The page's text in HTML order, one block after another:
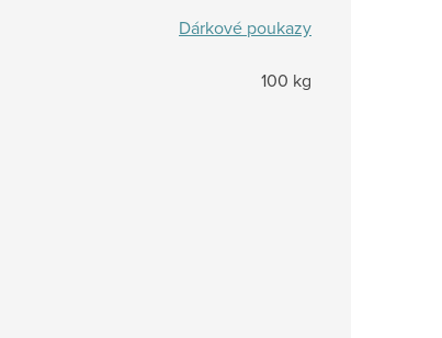
Dárkové poukazy
100 kg